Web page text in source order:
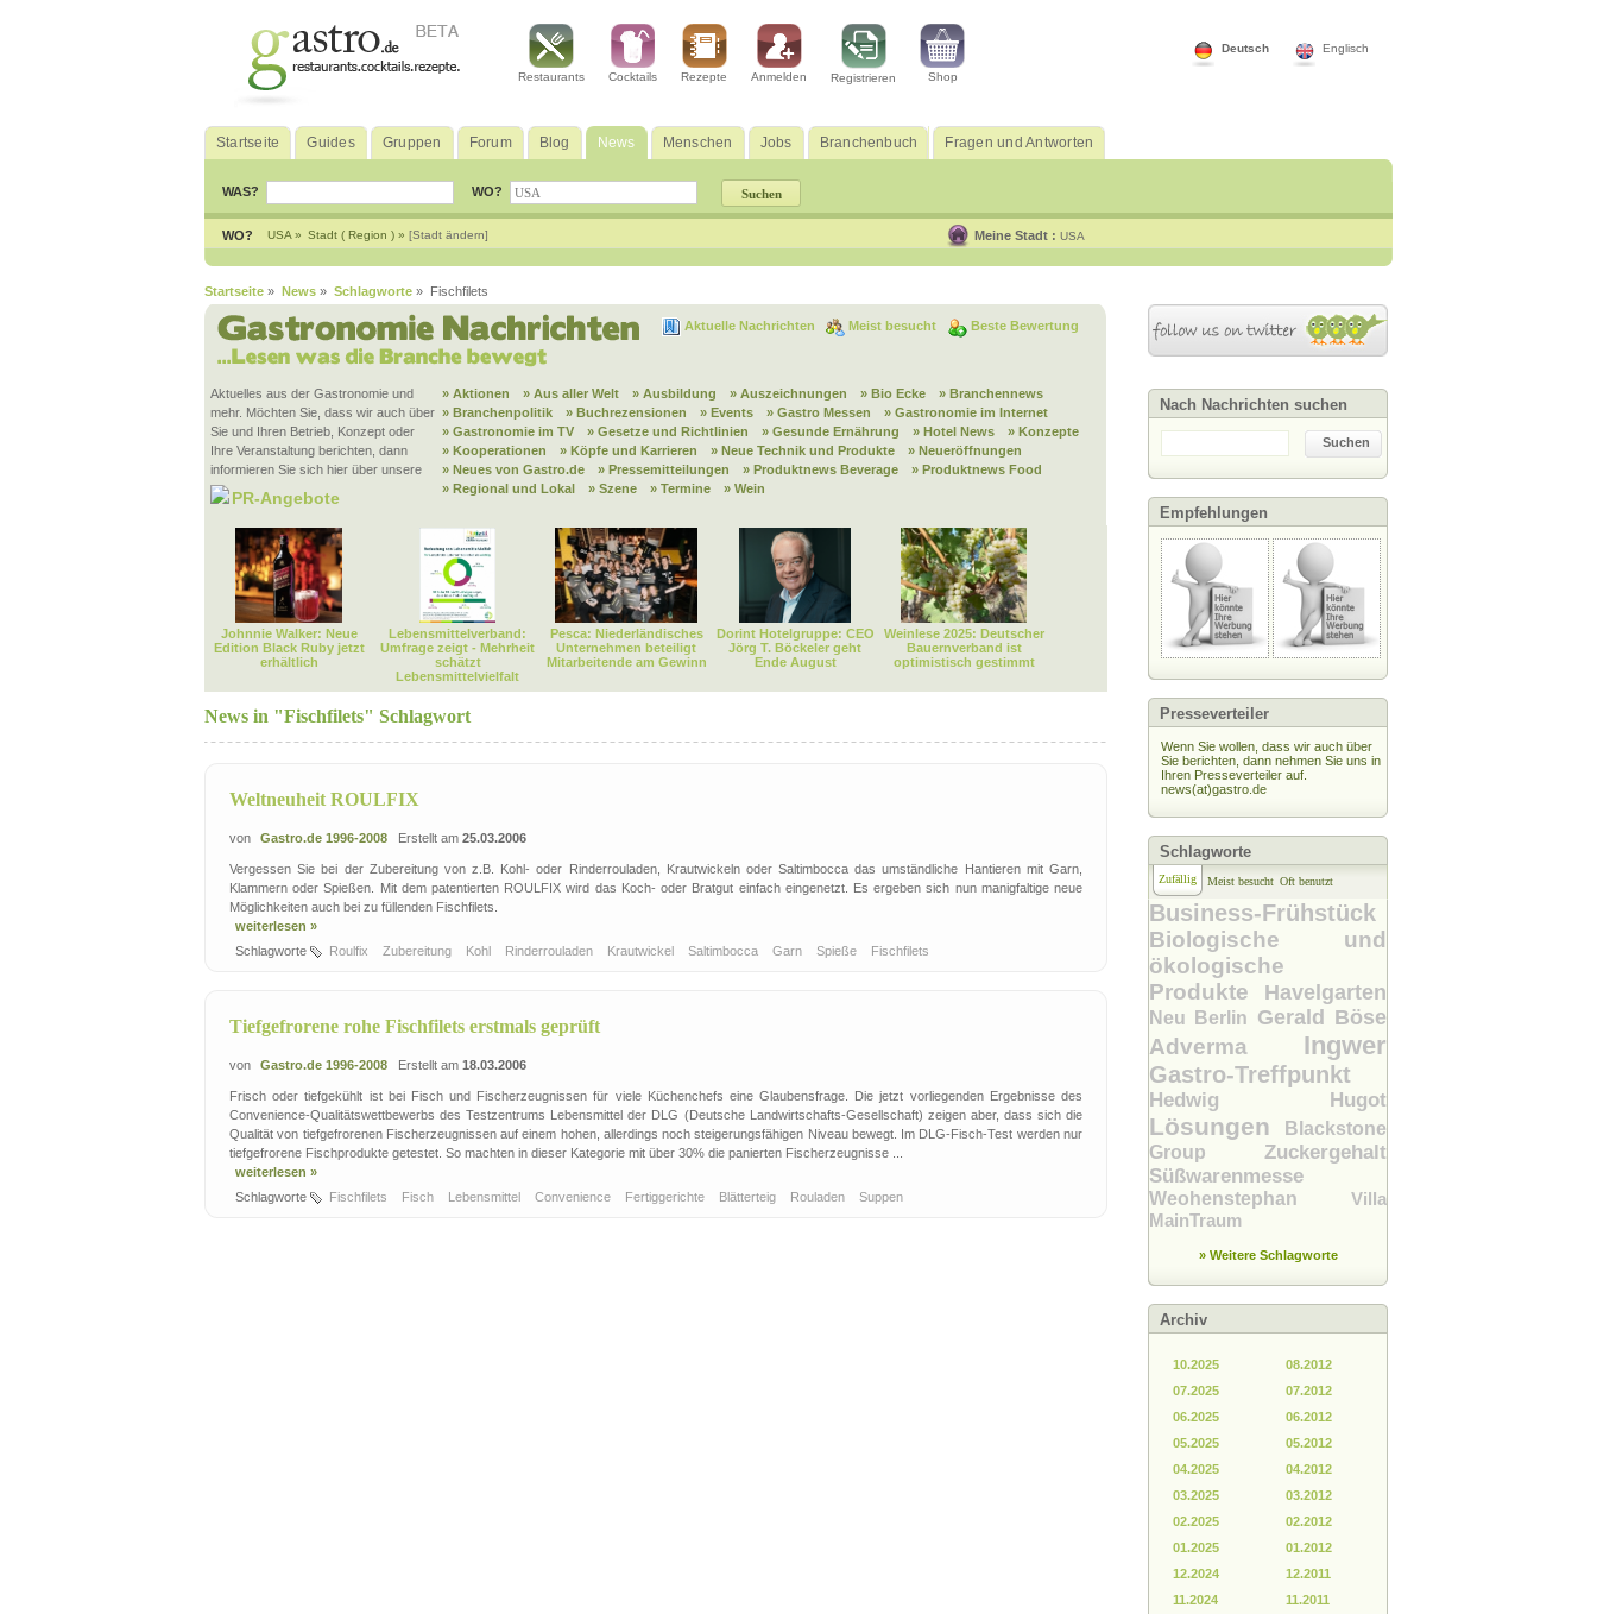
Englisch
Deutsch
Restaurants Cocktails Rezepte Anmelden Registrieren Shop
Startseite Guides Gruppen Forum Blog News Menschen Jobs Branchenbuch Fragen und Antworten
WAS? WO?
WO? USA » Stadt ( Region ) » [Stadt ändern] Meine Stadt : USA
Startseite » News » Schlagworte » Fischfilets
Aktuelle Nachrichten Meist besucht Beste Bewertung
Aktuelles aus der Gastronomie und
mehr. Möchten Sie, dass wir auch über
Sie und Ihren Betrieb, Konzept oder
Ihre Veranstaltung berichten, dann
informieren Sie sich hier über unsere
PR-Angebote
» Aktionen » Aus aller Welt » Ausbildung » Auszeichnungen » Bio Ecke
» Branchennews
» Branchenpolitik
» Buchrezensionen » Events » Gastro Messen
» Gastronomie im Internet
» Gastronomie im TV
» Gesetze und Richtlinien » Gesunde Ernährung » Hotel News
» Konzepte
» Kooperationen
» Köpfe und Karrieren » Neue Technik und Produkte
» Neueröffnungen
» Neues von Gastro.de
» Pressemitteilungen » Produktnews Beverage
» Produktnews Food
» Regional und Lokal
» Szene » Termine » Wein
Johnnie Walker: Neue
Edition Black Ruby jetzt
erhältlich
Lebensmittelverband:
Umfrage zeigt - Mehrheit
schätzt
Lebensmittelvielfalt
Pesca: Niederländisches
Unternehmen beteiligt
Mitarbeitende am Gewinn
Dorint Hotelgruppe: CEO
Jörg T. Böckeler geht
Ende August
Weinlese 2025: Deutscher
Bauernverband ist
optimistisch gestimmt
News in "Fischfilets" Schlagwort
Weltneuheit ROULFIX
von Gastro.de 1996-2008 Erstellt am 25.03.2006
Vergessen Sie bei der Zubereitung von z.B. Kohl- oder Rinderrouladen, Krautwickeln oder Saltimbocca das umständliche Hantieren mit Garn,
Klammern oder Spießen. Mit dem patentierten ROULFIX wird das Koch- oder Bratgut einfach eingenetzt. Es ergeben sich nun manigfaltige neue
Möglichkeiten auch bei zu füllenden Fischfilets.
weiterlesen »
Schlagworte
Roulfix Zubereitung Kohl Rinderrouladen Krautwickel Saltimbocca Garn Spieße Fischfilets
Tiefgefrorene rohe Fischfilets erstmals geprüft
von Gastro.de 1996-2008 Erstellt am 18.03.2006
Frisch oder tiefgekühlt ist bei Fisch und Fischerzeugnissen für viele Küchenchefs eine Glaubensfrage. Die jetzt vorliegenden Ergebnisse des
Convenience-Qualitätswettbewerbs des Testzentrums Lebensmittel der DLG (Deutsche Landwirtschafts-Gesellschaft) zeigen aber, dass sich die
Qualität von tiefgefrorenen Fischerzeugnissen auf einem hohen, allerdings noch steigerungsfähigen Niveau bewegt. Im DLG-Fisch-Test werden nur
tiefgefrorene Fischprodukte getestet. So machten in dieser Kategorie mit über 30% die panierten Fischerzeugnisse ...
weiterlesen »
Schlagworte
Fischfilets Fisch Lebensmittel Convenience Fertiggerichte Blätterteig Rouladen Suppen
Nach Nachrichten suchen
Suchen
Empfehlungen
Presseverteiler
Wenn Sie wollen, dass wir auch über
Sie berichten, dann nehmen Sie uns in
Ihren Presseverteiler auf.
news(at)gastro.de
Schlagworte
Zufällig Meist besucht Oft benutzt
Business-Frühstück
Biologische und
ökologische
Produkte Havelgarten
Neu Berlin Gerald Böse
Adverma Ingwer
Gastro-Treffpunkt
Hedwig Hugot
Lösungen
Blackstone
Group Zuckergehalt
Süßwarenmesse
Weohenstephan Villa
MainTraum
» Weitere Schlagworte
Archiv
10.2025
07.2025
06.2025
05.2025
04.2025
03.2025
02.2025
01.2025
12.2024
11.2024
08.2012
07.2012
06.2012
05.2012
04.2012
03.2012
02.2012
01.2012
12.2011
11.2011